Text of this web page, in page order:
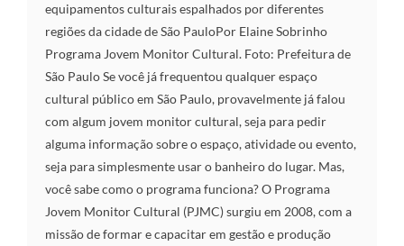
equipamentos culturais espalhados por diferentes
regiões da cidade de São PauloPor Elaine Sobrinho
Programa Jovem Monitor Cultural. Foto: Prefeitura de
São Paulo Se você já frequentou qualquer espaço
cultural público em São Paulo, provavelmente já falou
com algum jovem monitor cultural, seja para pedir
alguma informação sobre o espaço, atividade ou evento,
seja para simplesmente usar o banheiro do lugar. Mas,
você sabe como o programa funciona? O Programa
Jovem Monitor Cultural (PJMC) surgiu em 2008, com a
missão de formar e capacitar em gestão e produção